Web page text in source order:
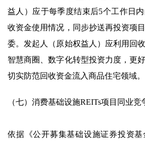
益人）应于每季度结束后5个工作日
收资金使用情况，同步抄送再投资项
委。发起人（原始权益人）应利用回
智慧商圈、数字化转型投资力度，更
切实防范回收资金流入商品住宅领域。
（七）消费基础设施REITs项目同业竞
依据《公开募集基础设施证券投资基